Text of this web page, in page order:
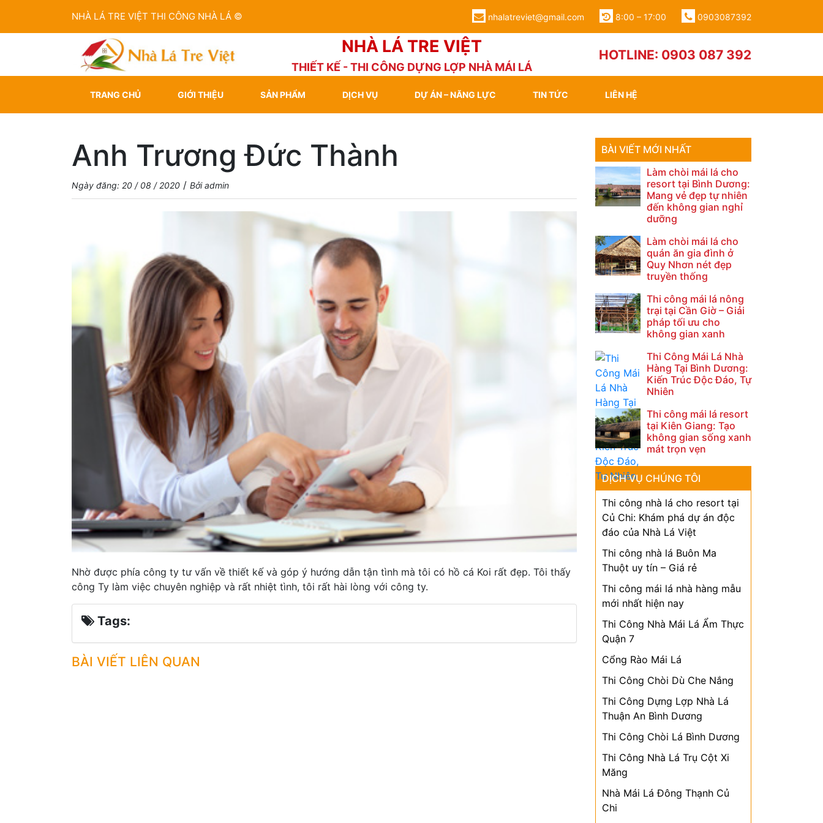
NHÀ LÁ TRE VIỆT THI CÔNG NHÀ LÁ © nhalatreviet@gmail.com 8:00 – 17:00 0903087392
NHÀ LÁ TRE VIỆT
THIẾT KẾ - THI CÔNG DỰNG LỢP NHÀ MÁI LÁ
HOTLINE: 0903 087 392
TRANG CHỦ GIỚI THIỆU SẢN PHẨM DỊCH VỤ DỰ ÁN – NĂNG LỰC TIN TỨC LIÊN HỆ
Anh Trương Đức Thành
Ngày đăng: 20 / 08 / 2020 / Bởi admin
Nhờ được phía công ty tư vấn về thiết kế và góp ý hướng dẫn tận tình mà tôi có hồ cá Koi rất đẹp. Tôi thấy
công Ty làm việc chuyên nghiệp và rất nhiệt tình, tôi rất hài lòng với công ty.
Tags:
BÀI VIẾT LIÊN QUAN
BÀI VIẾT MỚI NHẤT
Làm chòi mái lá cho
resort tại Bình Dương:
Mang vẻ đẹp tự nhiên
đến không gian nghỉ
dưỡng
Làm chòi mái lá cho
quán ăn gia đình ở
Quy Nhơn nét đẹp
truyền thống
Thi công mái lá nông
trại tại Cần Giờ – Giải
pháp tối ưu cho
không gian xanh
Thi Công Mái Lá Nhà
Hàng Tại Bình Dương:
Kiến Trúc Độc Đáo, Tự
Nhiên
Thi công mái lá resort
tại Kiên Giang: Tạo
không gian sống xanh
mát trọn vẹn
DỊCH VỤ CHÚNG TÔI
Thi công nhà lá cho resort tại
Củ Chi: Khám phá dự án độc
đáo của Nhà Lá Việt
Thi công nhà lá Buôn Ma
Thuột uy tín – Giá rẻ
Thi công mái lá nhà hàng mẫu
mới nhất hiện nay
Thi Công Nhà Mái Lá Ẩm Thực
Quận 7
Cổng Rào Mái Lá
Thi Công Chòi Dù Che Nắng
Thi Công Dựng Lợp Nhà Lá
Thuận An Bình Dương
Thi Công Chòi Lá Bình Dương
Thi Công Nhà Lá Trụ Cột Xi
Măng
Nhà Mái Lá Đông Thạnh Củ
Chi